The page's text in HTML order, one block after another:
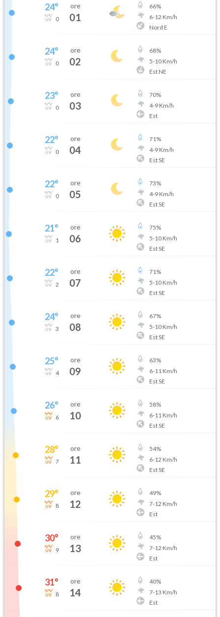
24°
0
ore
01
66%
6-12 Km/h
Nord E
24°
0
ore
02
68%
5-10Km/h
Est NE
23°
0
ore
03
70%
4-9Km/h
Est
22°
0
ore
04
71%
4-9Km/h
Est SE
22°
0
ore
05
73%
4-9Km/h
Est SE
21°
1
ore
06
75%
5-10Km/h
Est SE
22°
2
ore
07
71%
5-10Km/h
Est SE
24°
3
ore
08
67%
5-10Km/h
Est SE
25°
4
ore
09
63%
6-11 Km/h
Est SE
26°
6
ore
10
58%
6-11 Km/h
Est SE
28°
7
ore
11
54%
6-12 Km/h
Est SE
29°
8
ore
12
49%
7-12 Km/h
Est
30°
9
ore
13
45%
7-12 Km/h
Est
31°
8
ore
14
40%
7-13 Km/h
Est